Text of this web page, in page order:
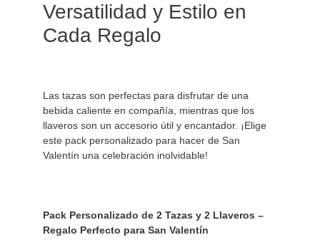
Versatilidad y Estilo en
Cada Regalo
Las tazas son perfectas para disfrutar de una
bebida caliente en compañía, mientras que los
llaveros son un accesorio útil y encantador. ¡Elige
este pack personalizado para hacer de San
Valentín una celebración inolvidable!
Pack Personalizado de 2 Tazas y 2 Llaveros –
Regalo Perfecto para San Valentín